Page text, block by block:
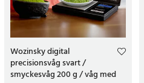
Wozinsky digital
precisionsvåg svart /
smyckesvåg 200 g / våg med